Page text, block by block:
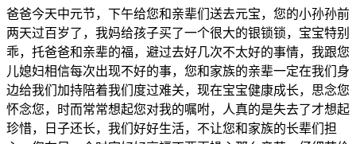
爸爸今天中元节，下午给您和亲辈们送去元宝，您的小孙孙前
两天过百岁了，我妈给孩子买了一个很大的银锁锁，宝宝特别
乖，托爸爸和亲辈的福，避过去好几次不太好的事情，我跟您
儿媳妇相信每次出现不好的事，您和家族的亲辈一定在我们身
边给我们加持陪着我们度过难关，现在宝宝健康成长，思念您
怀念您，时而常常想起您对我的嘱咐，人真的是失去了才想起
珍惜，日子还长，我们好好生活，不让您和家族的长辈们担